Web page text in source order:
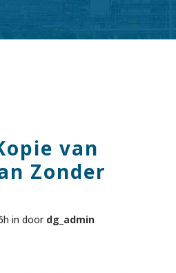
van
Zonder
in door dg_admin